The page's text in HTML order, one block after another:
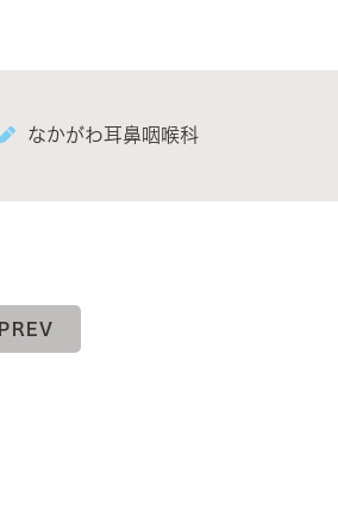
なかがわ耳鼻咽喉科
PREV